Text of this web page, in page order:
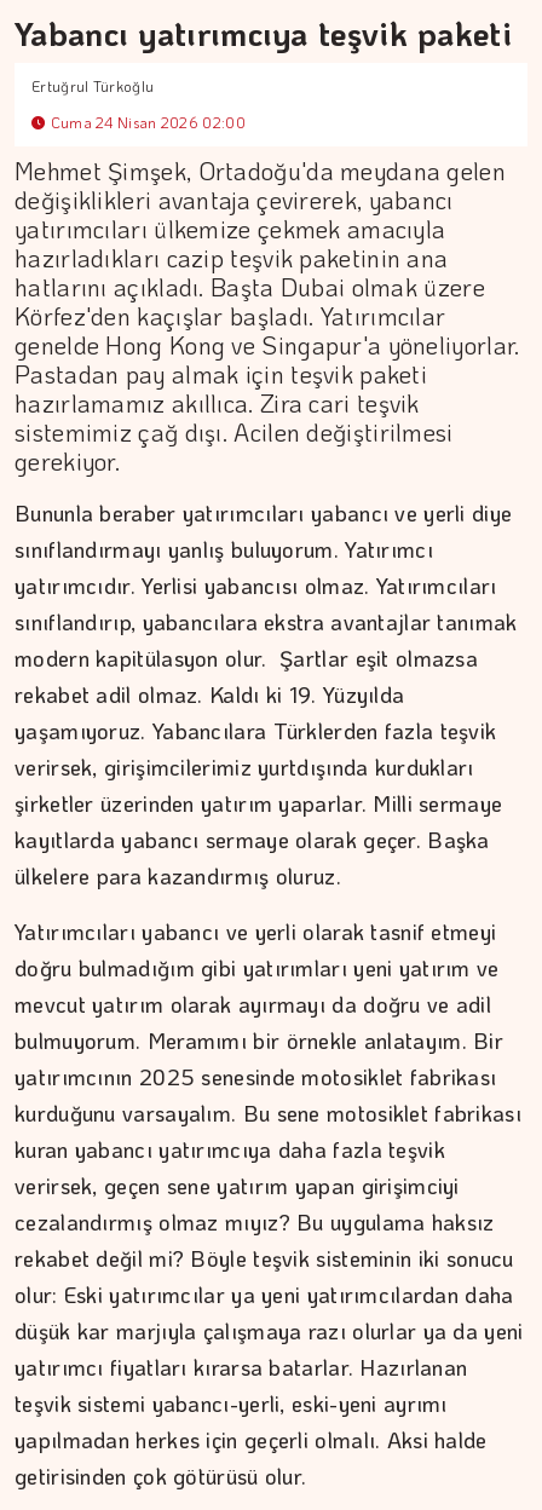
Yabancı yatırımcıya teşvik paketi
Ertuğrul Türkoğlu
Cuma 24 Nisan 2026 02:00
Mehmet Şimşek, Ortadoğu'da meydana gelen
değişiklikleri avantaja çevirerek, yabancı
yatırımcıları ülkemize çekmek amacıyla
hazırladıkları cazip teşvik paketinin ana
hatlarını açıkladı. Başta Dubai olmak üzere
Körfez'den kaçışlar başladı. Yatırımcılar
genelde Hong Kong ve Singapur'a yöneliyorlar.
Pastadan pay almak için teşvik paketi
hazırlamamız akıllıca. Zira cari teşvik
sistemimiz çağ dışı. Acilen değiştirilmesi
gerekiyor.
Bununla beraber yatırımcıları yabancı ve yerli diye
sınıflandırmayı yanlış buluyorum. Yatırımcı
yatırımcıdır. Yerlisi yabancısı olmaz. Yatırımcıları
sınıflandırıp, yabancılara ekstra avantajlar tanımak
modern kapitülasyon olur. Şartlar eşit olmazsa
rekabet adil olmaz. Kaldı ki 19. Yüzyılda
yaşamıyoruz. Yabancılara Türklerden fazla teşvik
verirsek, girişimcilerimiz yurtdışında kurdukları
şirketler üzerinden yatırım yaparlar. Milli sermaye
kayıtlarda yabancı sermaye olarak geçer. Başka
ülkelere para kazandırmış oluruz.
Yatırımcıları yabancı ve yerli olarak tasnif etmeyi
doğru bulmadığım gibi yatırımları yeni yatırım ve
mevcut yatırım olarak ayırmayı da doğru ve adil
bulmuyorum. Meramımı bir örnekle anlatayım. Bir
yatırımcının 2025 senesinde motosiklet fabrikası
kurduğunu varsayalım. Bu sene motosiklet fabrikası
kuran yabancı yatırımcıya daha fazla teşvik
verirsek, geçen sene yatırım yapan girişimciyi
cezalandırmış olmaz mıyız? Bu uygulama haksız
rekabet değil mi? Böyle teşvik sisteminin iki sonucu
olur: Eski yatırımcılar ya yeni yatırımcılardan daha
düşük kar marjıyla çalışmaya razı olurlar ya da yeni
yatırımcı fiyatları kırarsa batarlar. Hazırlanan
teşvik sistemi yabancı-yerli, eski-yeni ayrımı
yapılmadan herkes için geçerli olmalı. Aksi halde
getirisinden çok götürüsü olur.
ÇİĞDEM MEN
Yoğunluktan kaçarken yoğunlaştırdığımız…
MEZİN DEDEYİ
Cebimiz, yalnızca cebimizi…